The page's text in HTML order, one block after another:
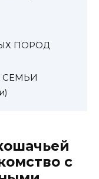
ПОРОД
СЕМЬИ
с